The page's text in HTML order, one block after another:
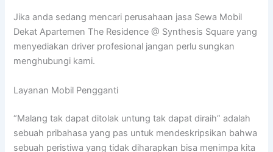
Jika anda sedang mencari perusahaan jasa Sewa Mobil
Dekat Apartemen The Residence @ Synthesis Square yang
menyediakan driver profesional jangan perlu sungkan
menghubungi kami.
Layanan Mobil Pengganti
“Malang tak dapat ditolak untung tak dapat diraih” adalah
sebuah pribahasa yang pas untuk mendeskripsikan bahwa
sebuah peristiwa yang tidak diharapkan bisa menimpa kita